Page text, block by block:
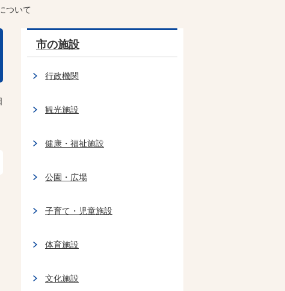
ついて
市の施設
行政機関
観光施設
健康・福祉施設
公園・広場
子育て・児童施設
体育施設
文化施設